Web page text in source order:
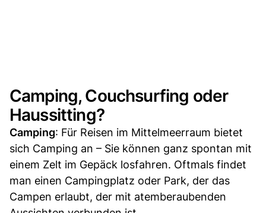
Camping, Couchsurfing oder
Haussitting?
Camping: Für Reisen im Mittelmeerraum bietet
sich Camping an – Sie können ganz spontan mit
einem Zelt im Gepäck losfahren. Oftmals findet
man einen Campingplatz oder Park, der das
Campen erlaubt, der mit atemberaubenden